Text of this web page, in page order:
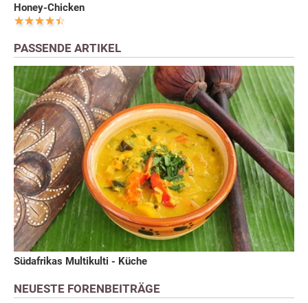
Honey-Chicken
PASSENDE ARTIKEL
Südafrikas Multikulti - Küche
NEUESTE FORENBEITRÄGE